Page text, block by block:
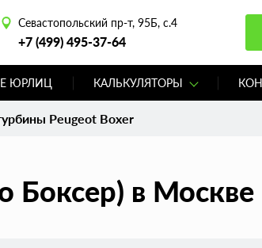
Севастопольский пр-т, 95Б, с.4
+7 (499) 495-37-64
ЮРЛИЦ КАЛЬКУЛЯТОРЫ
Peugeot Boxer
Боксер) в Москве